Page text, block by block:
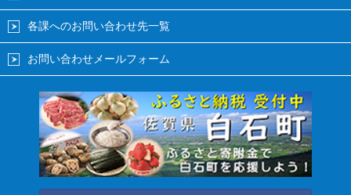
各課へのお問い合わせ先一覧
お問い合わせメールフォーム